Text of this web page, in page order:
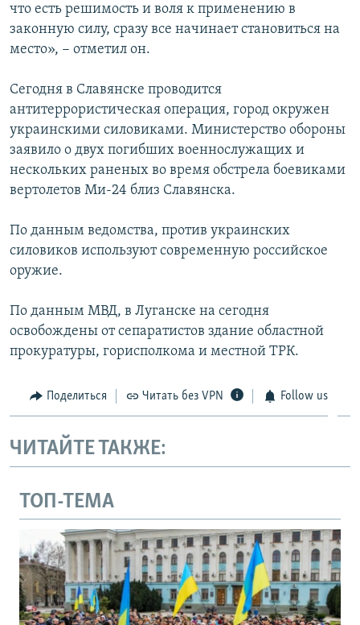
что есть решимость и воля к применению в
законную силу, сразу все начинает становиться на
место», − отметил он.
Сегодня в Славянске проводится
антитеррористическая операция, город окружен
украинскими силовиками. Министерство обороны
заявило о двух погибших военнослужащих и
нескольких раненых во время обстрела боевиками
вертолетов Ми-24 близ Славянска.
По данным ведомства, против украинских
силовиков используют современную российское
оружие.
По данным МВД, в Луганске на сегодня
освобождены от сепаратистов здание областной
прокуратуры, горисполкома и местной ТРК.
Поделиться Читать без VPN Follow us
ЧИТАЙТЕ ТАКЖЕ:
ТОП-ТЕМА